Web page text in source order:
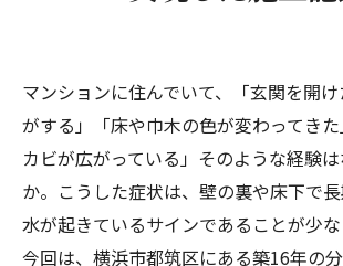
最初の判断は「部分補修のみ
調査時にホテル暮らしを推奨
スケルトン状態からの除カビ・除
パイプスペース周辺のカビの
リフォーム会社と連携した解
除カビ処理（定着カビの処理
マンションに住んでいて、「玄関を開
がする」「床や巾木の色が変わってき
カビが広がっている」そのような経験
か。こうした症状は、壁の裏や床下で
水が起きているサインであることが少な
今回は、横浜市都筑区にある築16年の